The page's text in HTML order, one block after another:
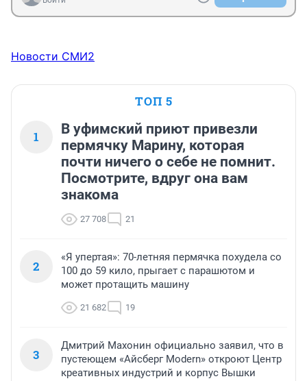
Новости СМИ2
ТОП 5
1
В уфимский приют привезли
пермячку Марину, которая
почти ничего о себе не помнит.
Посмотрите, вдруг она вам
знакома
27 708 21
2
«Я упертая»: 70-летняя пермячка похудела со
100 до 59 кило, прыгает с парашютом и
может протащить машину
21 682 19
3
Дмитрий Махонин официально заявил, что в
пустеющем «Айсберг Modern» откроют Центр
креативных индустрий и корпус Вышки